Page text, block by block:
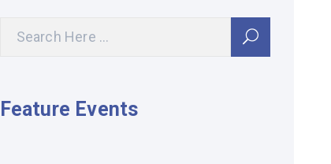
Feature Events